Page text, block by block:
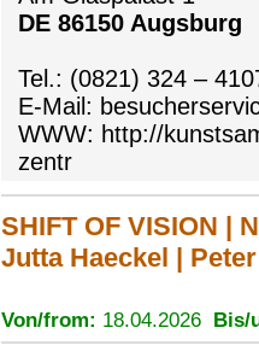
DE 86150 Augsburg
Tel.: (0821) 324 –
E-Mail:
WWW: http://
zentr
SHIFT OF VISION |
Jutta Haeckel |
Von/from: 18.04.2026 Bis/